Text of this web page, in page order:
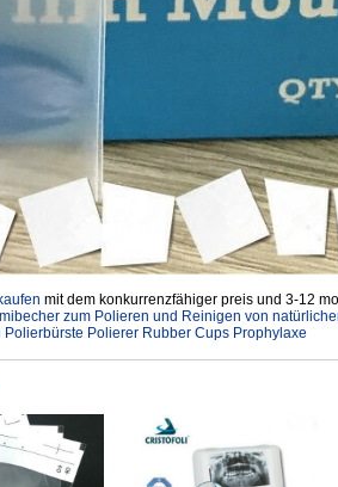
mit dem konkurrenzfähiger preis und 3-12
zum Polieren und Reinigen von
Polierer Rubber Cups Prophylaxe